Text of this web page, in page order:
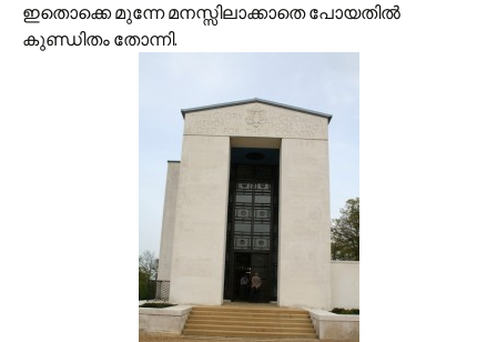
ഇതൊക്കെ മുന്നേ മനസ്സിലാക്കാതെ പോയതില്‍‍
കുണ്ഡിതം തോന്നി.